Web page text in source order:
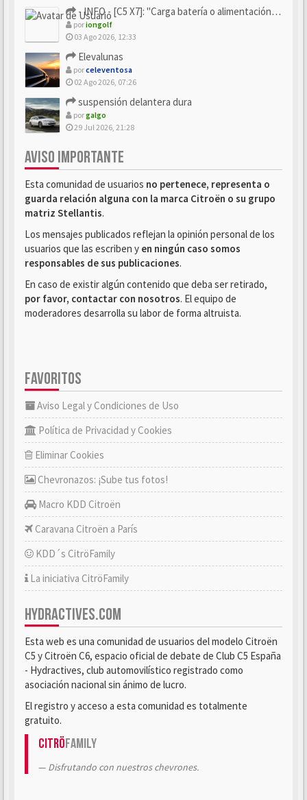
- INFO - [C5 X7]: "Carga batería o alimentación eléctri...
poriongolf
03 Ago 2026, 12:33
Elevalunas
porceleventosa
02 Ago 2026, 07:26
suspensión delantera dura
porgalgo
29 Jul 2026, 21:28
AVISO IMPORTANTE
Esta comunidad de usuarios no pertenece, representa o
guarda relación alguna con la marca Citroën o su grupo
matriz Stellantis.
Los mensajes publicados reflejan la opinión personal de los
usuarios que las escriben y en ningún caso somos
responsables de sus publicaciones.
En caso de existir algún contenido que deba ser retirado,
por favor, contactar con nosotros. El equipo de
moderadores desarrolla su labor de forma altruista.
FAVORITOS
Aviso Legal y Condiciones de Uso
Política de Privacidad y Cookies
Eliminar Cookies
Chevronazos: ¡Sube tus fotos!
Macro KDD Citroën
Caravana Citroën a París
KDD´s CitröFamily
La iniciativa CitröFamily
HYDRACTIVES.COM
Esta web es una comunidad de usuarios del modelo Citroën
C5 y Citroën C6, espacio oficial de debate de Club C5 España
- Hydractives, club automovilístico registrado como
asociación nacional sin ánimo de lucro.
El registro y acceso a esta comunidad es totalmente
gratuito.
CitröFamily
Disfrutando con nuestros chevrones.